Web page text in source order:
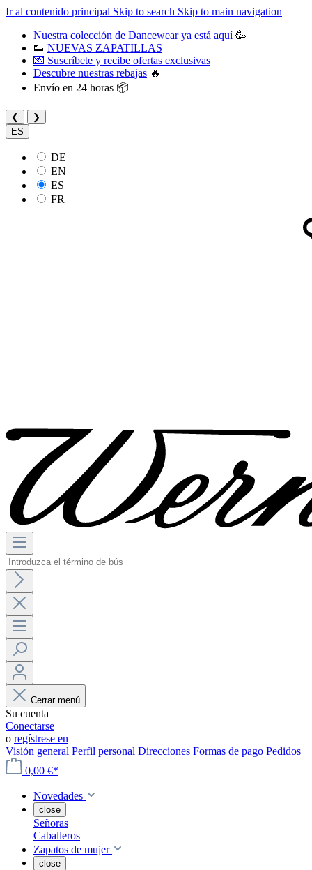
Ir al contenido principal Skip to search Skip to main navigation
Nuestra colección de Dancewear ya está aquí🥳
👟 NUEVAS ZAPATILLAS
💌 Suscríbete y recibe ofertas exclusivas
Descubre nuestras rebajas 🔥
Envío en 24 horas 📦
❮
❯
ES
DE
EN
ES
FR
Cerrar menú
Su cuenta
Conectarse
o regístrese en
Visión general Perfil personal Direcciones Formas de pago Pedidos
0,00 €*
Novedades
close
Señoras
Caballeros
Zapatos de mujer
close